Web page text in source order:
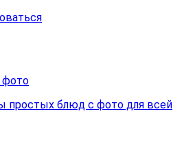
простых блюд с фото для всей